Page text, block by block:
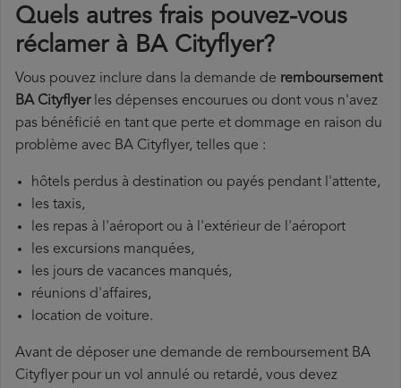
Quels autres frais pouvez-vous
réclamer à BA Cityflyer?
Vous pouvez inclure dans la demande de remboursement
BA Cityflyerles dépenses encourues ou dont vous n'avez
pas bénéficié en tant que perte et dommage en raison du
problème avec BA Cityflyer, telles que :
hôtels perdus à destination ou payés pendant l'attente,
les taxis,
les repas à l'aéroport ou à l'extérieur de l'aéroport
les excursions manquées,
les jours de vacances manqués,
réunions d'affaires,
location de voiture.
Avant de déposer une demande de remboursement BA
Cityflyer pour un vol annulé ou retardé, vous devez